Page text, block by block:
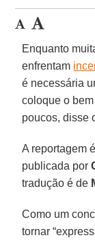
Enquanto
enfrentam
é necessária
coloque o
poucos, disse
A reportagem
publicada por
tradução é de
Como um
tornar